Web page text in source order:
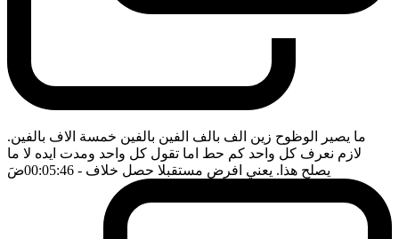
ما يصير الوظوح زين الف بالف الفين بالفين خمسة الاف بالفين.
لازم نعرف كل واحد كم حط اما تقول كل واحد ومدت ايده لا ما
يصلح هذا. يعني افرض مستقبلا حصل خلاف - 00:05:46 ضَ